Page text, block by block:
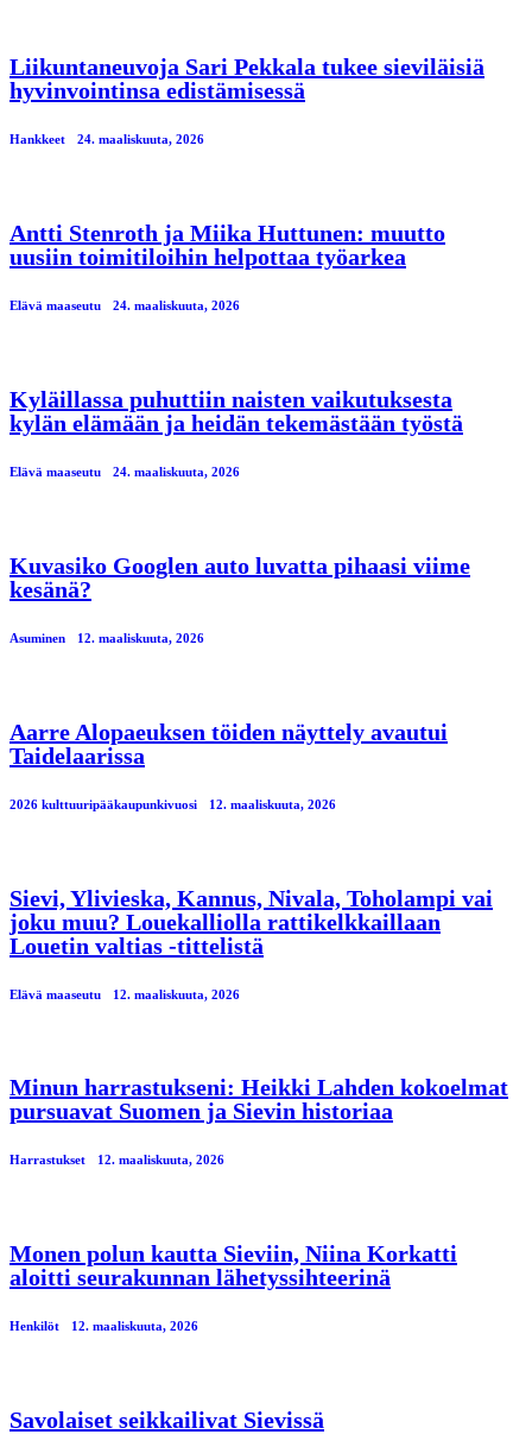
Liikuntaneuvoja Sari Pekkala tukee sieviläisiä
hyvinvointinsa edistämisessä
Hankkeet 24. maaliskuuta, 2026
Antti Stenroth ja Miika Huttunen: muutto
uusiin toimitiloihin helpottaa työarkea
Elävä maaseutu 24. maaliskuuta, 2026
Kyläillassa puhuttiin naisten vaikutuksesta
kylän elämään ja heidän tekemästään työstä
Elävä maaseutu 24. maaliskuuta, 2026
Kuvasiko Googlen auto luvatta pihaasi viime
kesänä?
Asuminen 12. maaliskuuta, 2026
Aarre Alopaeuksen töiden näyttely avautui
Taidelaarissa
2026 kulttuuripääkaupunkivuosi 12. maaliskuuta, 2026
Sievi, Ylivieska, Kannus, Nivala, Toholampi vai
joku muu? Louekalliolla rattikelkkaillaan
Louetin valtias -tittelistä
Elävä maaseutu 12. maaliskuuta, 2026
Minun harrastukseni: Heikki Lahden kokoelmat
pursuavat Suomen ja Sievin historiaa
Harrastukset 12. maaliskuuta, 2026
Monen polun kautta Sieviin, Niina Korkatti
aloitti seurakunnan lähetyssihteerinä
Henkilöt 12. maaliskuuta, 2026
Savolaiset seikkailivat Sievissä